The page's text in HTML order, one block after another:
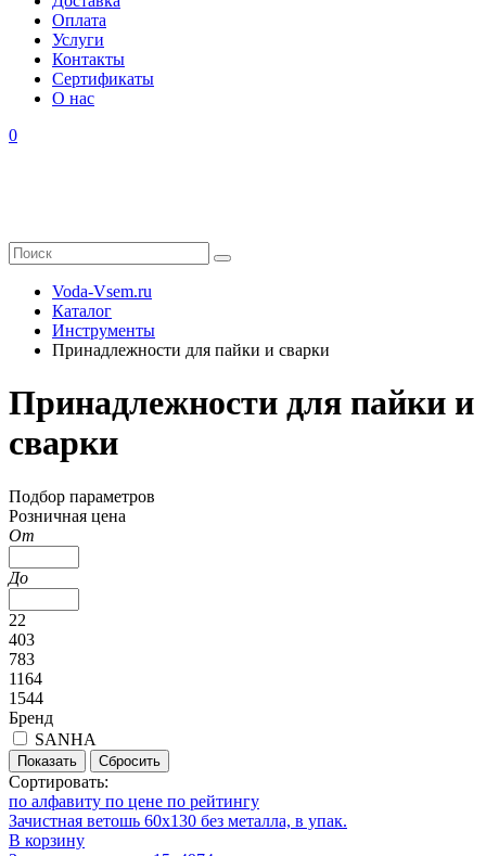
Оплата
Услуги
Контакты
Cертификаты
О нас
0
Voda-Vsem.ru
Каталог
Инструменты
Принадлежности для пайки и сварки
Принадлежности для пайки и
сварки
Подбор параметров
Розничная цена
От
До
22
403
783
1164
1544
Бренд
SANHA
Показать Сбросить
Сортировать:
по алфавиту по цене по рейтингу
Зачистная ветошь 60x130 без металла, в упак.
В корзину